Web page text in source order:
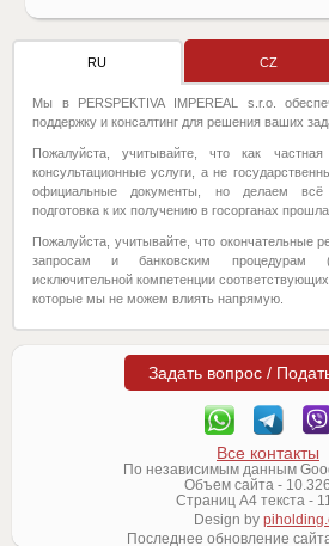
RU CZ
Мы в PERSPEKTIVA IMPEREAL s.r.o.
поддержку и консалтинг для решения ваших
Пожалуйста, учитывайте, что как
консультационные услуги, а не
официальные документы, но делаем
подготовка к их получению в госорганах
Пожалуйста, учитывайте, что окончательные
запросам и банковским процедурам
исключительной компетенции
которые мы не можем влиять напрямую.
Задать вопрос /
Все контакты
По независимым данным
Объем сайта - 10.326
Страниц А4 текста -
Design by
Последнее обновление